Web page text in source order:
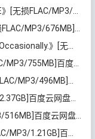
1.15GB]百度云网盘下载
676MB]百度云网盘下载
MP3/839MB]百度云网盘下载
百度云网盘下载
百度云网盘下载
百度云网盘下载
百度云网盘下载
百度云网盘下载